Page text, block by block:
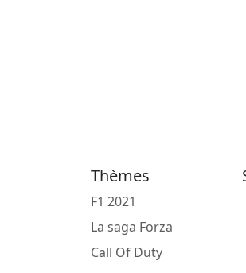
Thèmes
F1 2021
La saga Forza
Call Of Duty